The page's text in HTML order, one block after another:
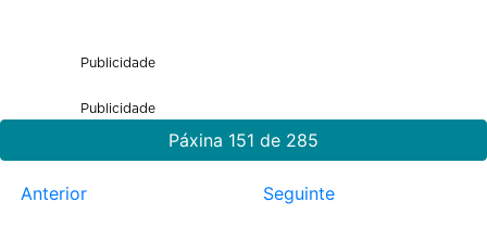
Publicidade
Publicidade
Páxina 151 de 285
Anterior Seguinte